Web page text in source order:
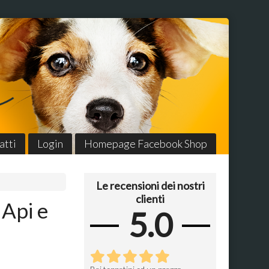
Login Homepage Facebook Shop
e
Le recensioni dei nostri
clienti
5.0